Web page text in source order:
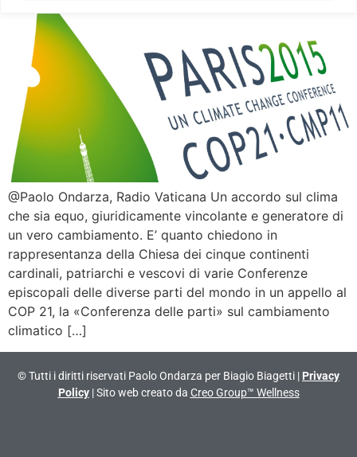
@Paolo Ondarza, Radio Vaticana Un accordo sul clima
che sia equo, giuridicamente vincolante e generatore di
un vero cambiamento. E’ quanto chiedono in
rappresentanza della Chiesa dei cinque continenti
cardinali, patriarchi e vescovi di varie Conferenze
episcopali delle diverse parti del mondo in un appello al
COP 21, la «Conferenza delle parti» sul cambiamento
climatico […]
© Tutti i diritti riservati Paolo Ondarza per Biagio Biagetti | Privacy
Policy| Sito web creato da Creo Group™ Wellness